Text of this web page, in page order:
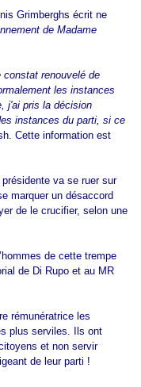
Grimberghs écrit ne
de Madame
constat renouvelé de
les instances
j'ai pris la décision
instances du parti, si ce
Cette information est
va se ruer sur
marquer un désaccord
de le crucifier, selon une
de cette trempe
de Di Rupo et au MR
rémunératrice les
plus serviles. Ils ont
et non servir
de leur parti !